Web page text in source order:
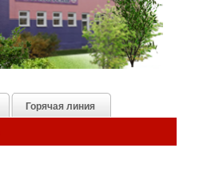
Горячая линия